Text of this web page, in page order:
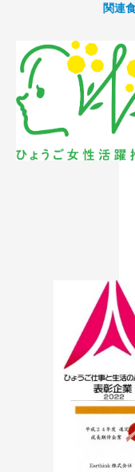
関連